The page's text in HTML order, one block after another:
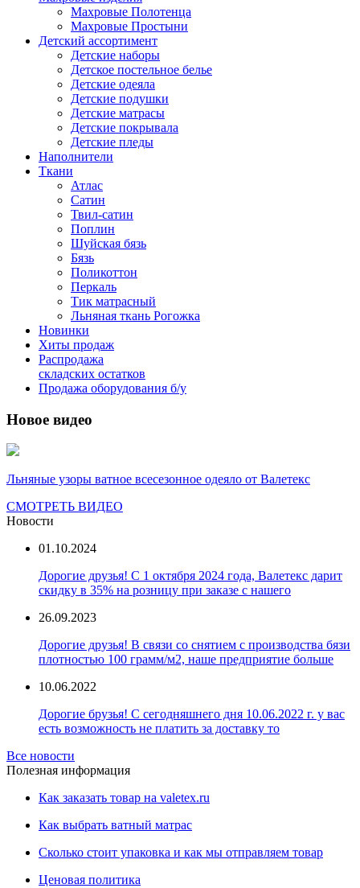
Махровые Полотенца
Махровые Простыни
Детский ассортимент
Детские наборы
Детское постельное белье
Детские одеяла
Детские подушки
Детские матрасы
Детские покрывала
Детские пледы
Наполнители
Ткани
Атлас
Сатин
Твил-сатин
Поплин
Шуйская бязь
Бязь
Поликоттон
Перкаль
Тик матрасный
Льняная ткань Рогожка
Новинки
Хиты продаж
Распродажа
складских остатков
Продажа оборудования б/у
Новое видео
Льняные узоры ватное всесезонное одеяло от Валетекс
СМОТРЕТЬ ВИДЕО
Новости
01.10.2024
Дорогие друзья! С 1 октября 2024 года, Валетекс дарит
скидку в 35% на розницу при заказе с нашего
26.09.2023
Дорогие друзья! В связи со снятием с производства бязи
плотностью 100 грамм/м2, наше предприятие больше
10.06.2022
Дорогие брузья! С сегодняшнего дня 10.06.2022 г. у вас
есть возможность не платить за доставку то
Все новости
Полезная информация
Как заказать товар на valetex.ru
Как выбрать ватный матрас
Сколько стоит упаковка и как мы отправляем товар
Ценовая политика